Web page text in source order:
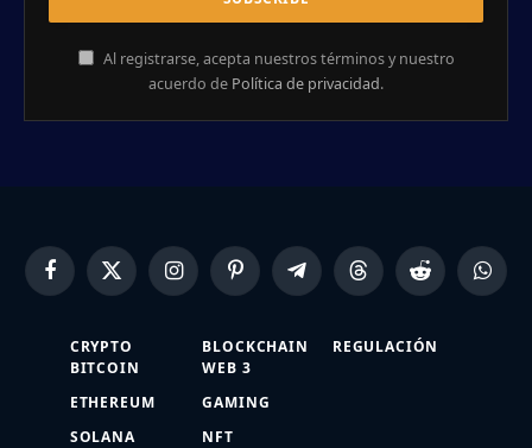
Al registrarse, acepta nuestros términos y nuestro
acuerdo de Política de privacidad.
FacebookX
(Twitter)
InstagramPinterestTelegramThreads Reddit
CRYPTO
BITCOIN
ETHEREUM
SOLANA
BLOCKCHAIN
WEB 3
GAMING
NFT
REGULACIÓN